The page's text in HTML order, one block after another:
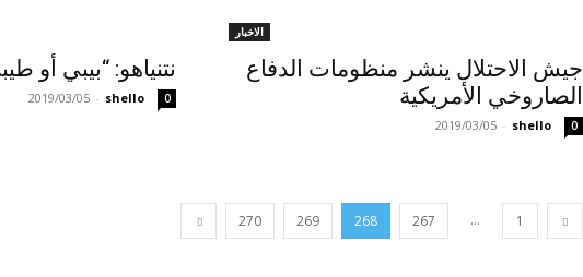
الاخبار
جيش الاحتلال ينشر منظومات الدفاع
الصاروخي الأمريكية
shello
-
2019/03/05 0
نتنياهو: “بيبي أو
shello
-
2019/03/05 0
1
...
267
268
269
270